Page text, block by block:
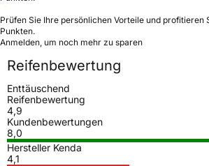
Prüfen Sie Ihre persönlichen Vorteile und profitieren
Punkten.
Anmelden, um noch mehr zu sparen
Reifenbewertung
Enttäuschend
Reifenbewertung
4,9
Kundenbewertungen
8,0
Hersteller Kenda
4,1